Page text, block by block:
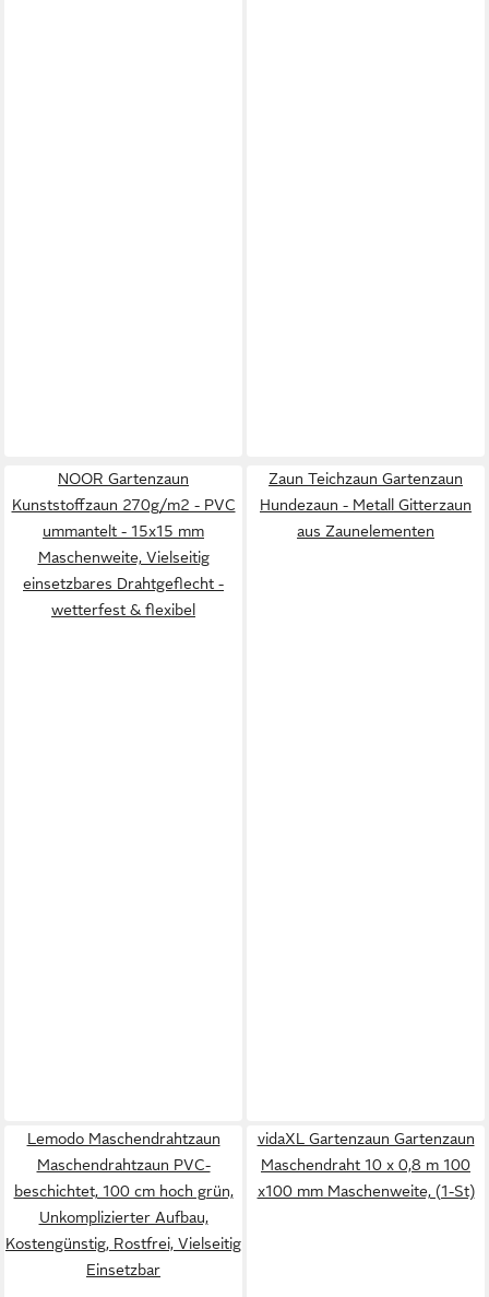
NOOR Gartenzaun
Kunststoffzaun 270g/m2 - PVC
ummantelt - 15x15 mm
Maschenweite, Vielseitig
einsetzbares Drahtgeflecht -
wetterfest & flexibel
Zaun Teichzaun Gartenzaun
Hundezaun - Metall Gitterzaun
aus Zaunelementen
Lemodo Maschendrahtzaun
Maschendrahtzaun PVC-
beschichtet, 100 cm hoch grün,
Unkomplizierter Aufbau,
Kostengünstig, Rostfrei, Vielseitig
Einsetzbar
vidaXL Gartenzaun Gartenzaun
Maschendraht 10 x 0,8 m 100
x100 mm Maschenweite, (1-St)